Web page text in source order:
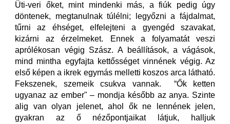
Üti-veri őket, mint mindenki más, a fiúk pedig úgy
döntenek, megtanulnak túlélni; legyőzni a fájdalmat,
tűrni az éhséget, elfelejteni a gyengéd szavakat,
kizárni az érzelmeket. Ennek a folyamatát veszi
aprólékosan végig Szász. A beállítások, a vágások,
mind mintha egyfajta kettősséget vinnének végig. Az
első képen a ikrek egymás melletti koszos arca látható.
Fekszenek, szemeik csukva vannak. “Ők ketten
ugyanaz az ember" – mondja később az anya. Szinte
alig van olyan jelenet, ahol ők ne lennének jelen,
gyakran az ő nézőpontjaikat látjuk, halljuk